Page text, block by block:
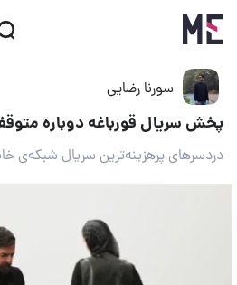
سورنا رضایی
پخش سریال قورباغه دوباره
دردسرهای پرهزینه‌ترین سریال شبکه‌ی